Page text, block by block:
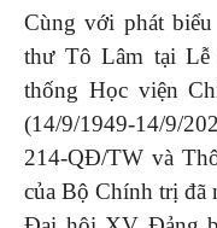
Cùng với phát
thư Tô Lâm tại Lễ
thống Học viện
(14/9/1949-14/9/
214-QĐ/TW và
của Bộ Chính trị đã